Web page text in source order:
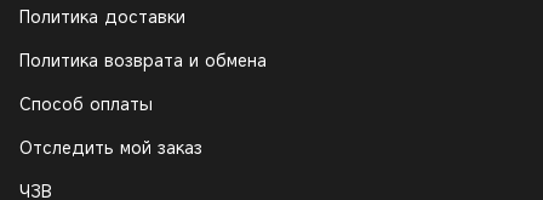
Политика доставки
Политика возврата и обмена
Способ оплаты
Отследить мой заказ
ЧЗВ